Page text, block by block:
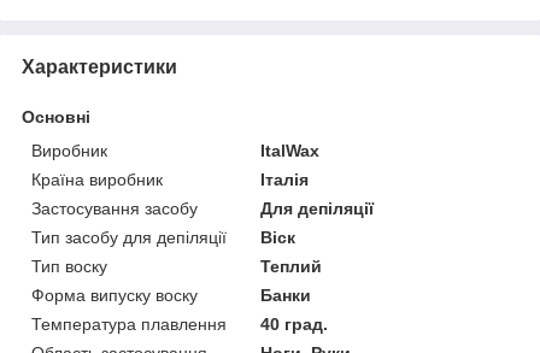
Характеристики
Основні
Виробник
ItalWax
Країна виробник
Італія
Застосування засобу
Для депіляції
Тип засобу для депіляції
Віск
Тип воску
Теплий
Форма випуску воску
Банки
Температура плавлення
40 град.